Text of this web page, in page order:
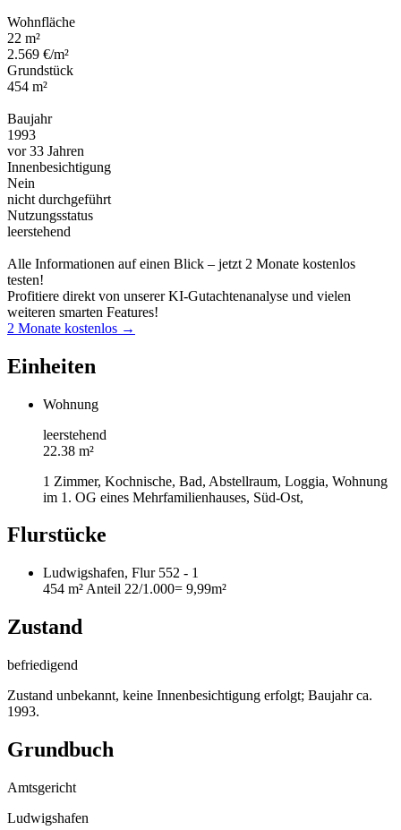
Wohnfläche
22 m²
2.569 €/m²
Grundstück
454 m²
Baujahr
1993
vor 33 Jahren
Innenbesichtigung
Nein
nicht durchgeführt
Nutzungsstatus
leerstehend
Alle Informationen auf einen Blick – jetzt 2 Monate kostenlos
testen!
Profitiere direkt von unserer KI-Gutachtenanalyse und vielen
weiteren smarten Features!
2 Monate kostenlos →
Einheiten
Wohnung
leerstehend
22.38 m²
1 Zimmer, Kochnische, Bad, Abstellraum, Loggia, Wohnung
im 1. OG eines Mehrfamilienhauses, Süd-Ost,
Flurstücke
Ludwigshafen, Flur 552 - 1
454 m² Anteil 22/1.000= 9,99m²
Zustand
befriedigend
Zustand unbekannt, keine Innenbesichtigung erfolgt; Baujahr ca.
1993.
Grundbuch
Amtsgericht
Ludwigshafen